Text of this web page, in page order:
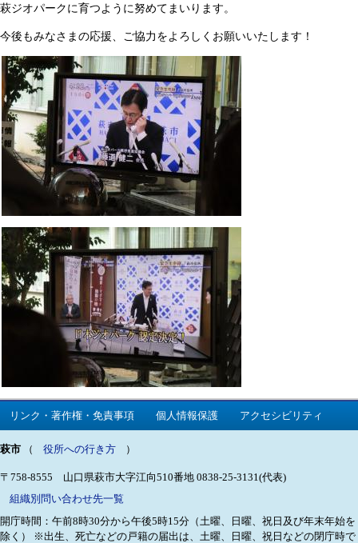
萩ジオパークに育つように努めてまいります。
今後もみなさまの応援、ご協力をよろしくお願いいたします！
リンク・著作権・免責事項 個人情報保護 アクセシビリティ
萩市 （ 役所への行き方 ）
〒758-8555 山口県萩市大字江向510番地 0838-25-3131(代表)
組織別問い合わせ先一覧
開庁時間：午前8時30分から午後5時15分（土曜、日曜、祝日及び年末年始を
除く）
※出生、死亡などの戸籍の届出は、土曜、日曜、祝日などの閉庁時で